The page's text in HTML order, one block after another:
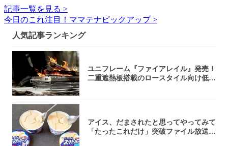
記事一覧を見る >
今日のこれ注目！ママテナピックアップ >
人気記事ランキング
ユニフレーム『ファイアレイル』発売！
二重遮熱板搭載のロースタイル向け低型
アイス、だまされたと思ってやってみて
「たったこれだけ」突破ファイル放送で